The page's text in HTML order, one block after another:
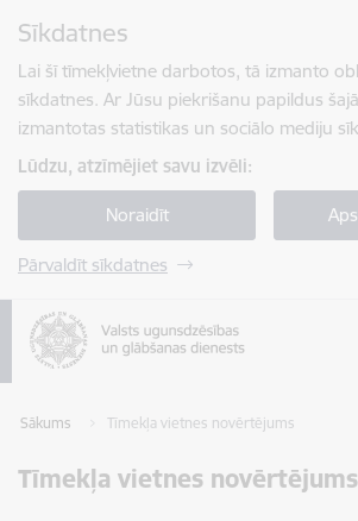
Sīkdatnes
Lai šī tīmekļvietne darbotos, tā izmanto
sīkdatnes. Ar Jūsu piekrišanu papildus
izmantotas statistikas un sociālo mediju
Lūdzu, atzīmējiet savu izvēli:
Noraidīt
Pārvaldīt sīkdatnes
Sākums Tīmekļa vietnes novērtējums
Tīmekļa vietnes novērtējums